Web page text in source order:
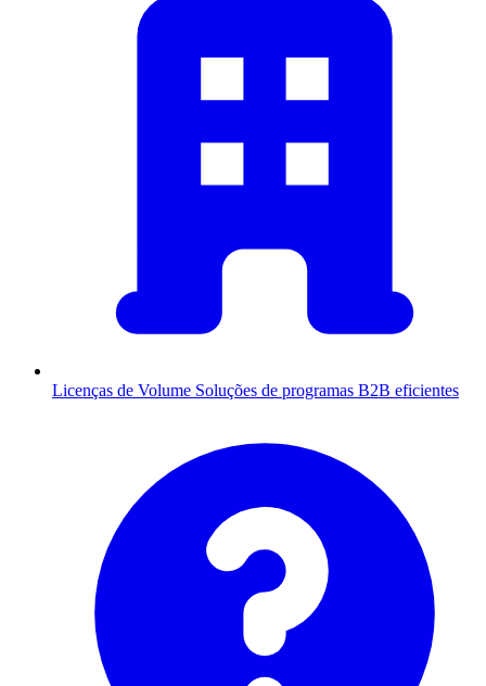
Licenças de Volume Soluções de programas B2B eficientes